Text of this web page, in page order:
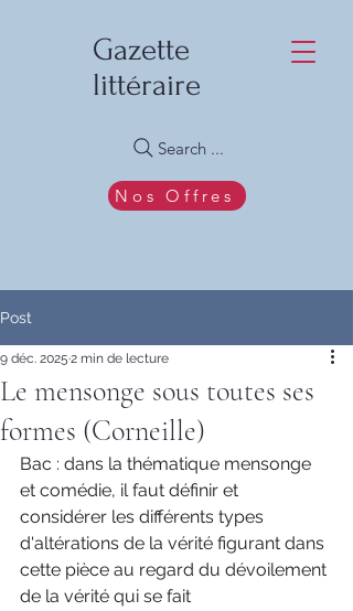
Gazette
littéraire
Search ...
Nos Offres
Post
Le mensonge sous toutes ses
formes (Corneille)
9 déc. 2025 2 min de lecture
Bac : dans la thématique mensonge
et comédie, il faut définir et
considérer les différents types
d'altérations de la vérité figurant dans
cette pièce au regard du dévoilement
de la vérité qui se fait